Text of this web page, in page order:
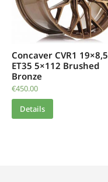
Concaver CVR1 19×8,5
ET35 5×112 Brushed
Bronze
€450.00
Details